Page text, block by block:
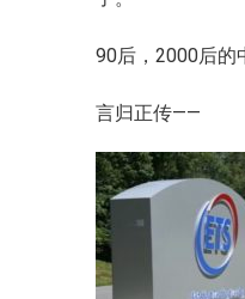
90后，2000后的
言归正传——